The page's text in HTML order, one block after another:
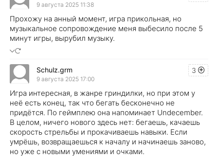
9 августа 2025 11:38
Прохожу на анный момент, игра прикольная, но
музыкальное сопровождение меня выбесило после 5
минут игры, вырубил музыку.
3
Schulz.grm
9 августа 2025 17:00
Игра интересная, в жанре гриндилки, но при этом у
неё есть конец, так что бегать бесконечно не
придётся. По геймплею она напоминает Undecember.
В целом, ничего нового здесь нет: бегаешь, качаешь
скорость стрельбы и прокачиваешь навыки. Если
умрёшь, возвращаешься к началу и начинаешь заново,
но уже с новыми умениями и очками.